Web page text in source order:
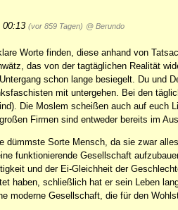
00:13 (vor 859 Tagen) @ Berundo
Worte finden, diese anhand von
das von der tagtäglichen Realität
schon lange besiegelt. Du und
mit untergehen. Bei den
Die Moslem scheißen auch auf euch
Firmen sind entweder bereits im
dümmste Sorte Mensch, da sie zwar
funktionierende Gesellschaft
und der Ei-Gleichheit der
haben, schließlich hat er sein Leben
moderne Gesellschaft, die für den